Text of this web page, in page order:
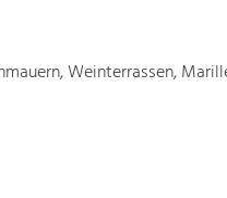
Weinterrassen,